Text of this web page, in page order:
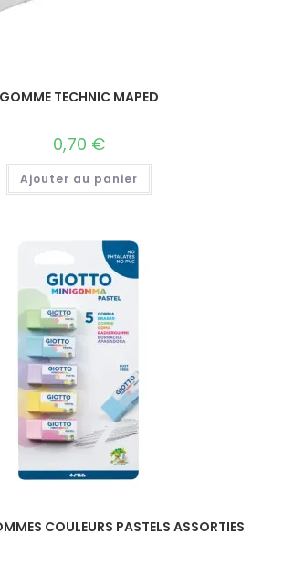
GOMME TECHNIC MAPED
0,70 €
Ajouter au panier
COULEURS PASTELS ASSORTIES